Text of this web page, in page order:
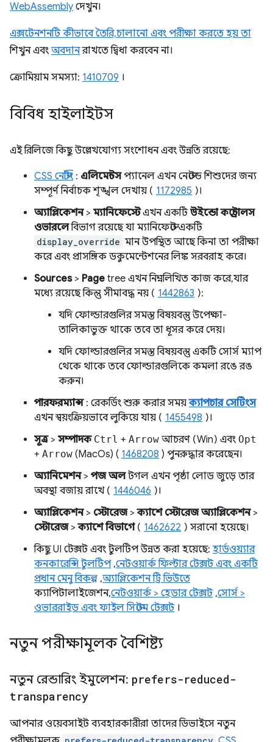
WebAssembly দেখুন।
এক্সটেনশনটি কীভাবে তৈরি, চালানো এবং পরীক্ষা করতে হয় তা
শিখুন এবং অবদানরাখতে দ্বিধা করবেন না।
ক্রোমিয়াম সমস্যা: 1410709 ।
বিবিধ হাইলাইটস
এই রিলিজে কিছু উল্লেখযোগ্য সংশোধন এবং উন্নতি রয়েছে:
CSS নেস্টিং : এলিমেন্টসপ্যানেল এখন নেস্টেড শিশুদের জন্য
সম্পূর্ণ নির্বাচক শৃঙ্খল দেখায় ( 1172985 )।
অ্যাপ্লিকেশন> ম্যানিফেস্টেএখন একটিউইন্ডো কন্ট্রোলস
ওভারলেবিভাগ রয়েছে যা ম্যানিফেস্টে একটি
display_override মান উপস্থিত আছে কিনা তা পরীক্ষা
করে এবং প্রাসঙ্গিক ডকুমেন্টেশনের লিঙ্ক সরবরাহ করে।
Sources> Page tree এখন নিম্নলিখিত কাজ করে, যার
মধ্যে রয়েছে কিন্তু সীমাবদ্ধ নয় ( 1442863 ):
যদি ফোল্ডারগুলির সমস্ত বিষয়বস্তু উপেক্ষা-
তালিকাভুক্ত থাকে তবে তা ধূসর করে দেয়।
যদি ফোল্ডারগুলির সমস্ত বিষয়বস্তু একটি সোর্স ম্যাপ
থেকে থাকে তবে ফোল্ডারগুলিকে কমলা রঙে রঙ
করুন।
পারফরম্যান্স: রেকর্ডিং শুরু করার সময়ক্যাপচার সেটিংস
এখন স্বয়ংক্রিয়ভাবে লুকিয়ে যায় ( 1455498 )।
সূত্র> সম্পাদক Ctrl + Arrow আচরণ (Win) এবং Opt
+ Arrow (MacOs) ( 1468208 ) পুনরুদ্ধার করেছেন।
অ্যানিমেশন> পজ অলটগল এখন পৃষ্ঠা লোড জুড়ে তার
অবস্থা বজায় রাখে ( 1446046 )।
অ্যাপ্লিকেশন> স্টোরেজ>ক্যাশে স্টোরেজ অ্যাপ্লিকেশন>
স্টোরেজ>ক্যাশে বিভাগে( 1462622 ) সরানো হয়েছে।
কিছু UI টেক্সট এবং টুলটিপ উন্নত করা হয়েছে: হার্ডওয়্যার
কনকারেন্সি টুলটিপ,নেটওয়ার্ক ফিল্টার টেক্সট এবং একটি
প্রধান মেনু বিকল্প ,অ্যাপ্লিকেশন ট্রি ভিউতে
ক্যাপিটালাইজেশন,নেটওয়ার্ক > হেডার টেক্সট,সোর্স >
ওভাররাইড এবং ফাইল সিস্টেম টেক্সট।
নতুন পরীক্ষামূলক বৈশিষ্ট্য
নতুন রেন্ডারিং ইমুলেশন: prefers-reduced-
transparency
আপনার ওয়েবসাইট ব্যবহারকারীরা তাদের ডিভাইসে নতুন